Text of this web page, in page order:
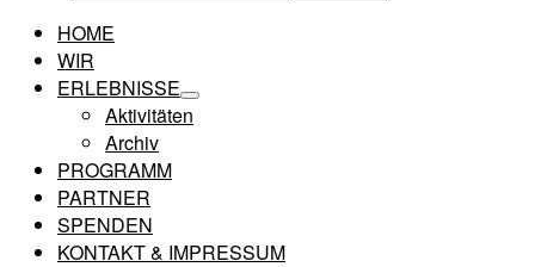
HOME
WIR
ERLEBNISSE
Aktivitäten
Archiv
PROGRAMM
PARTNER
SPENDEN
KONTAKT & IMPRESSUM